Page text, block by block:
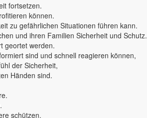
fortsetzen.
können.
zu gefährlichen Situationen führen kann.
und ihren Familien Sicherheit und Schutz.
geortet werden.
sind und schnell reagieren können,
der Sicherheit,
Händen sind.
schützen.